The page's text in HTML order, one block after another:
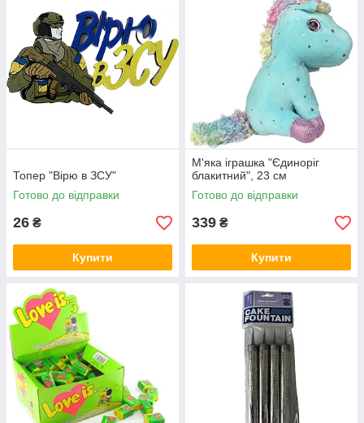
Топер "Вірю в ЗСУ"
Готово до відправки
26 ₴
Купити
М'яка іграшка "Єдиноріг
блакитний", 23 см
Готово до відправки
339 ₴
Купити